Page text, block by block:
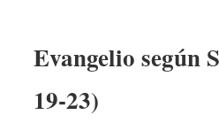
Evangelio según
19-23)